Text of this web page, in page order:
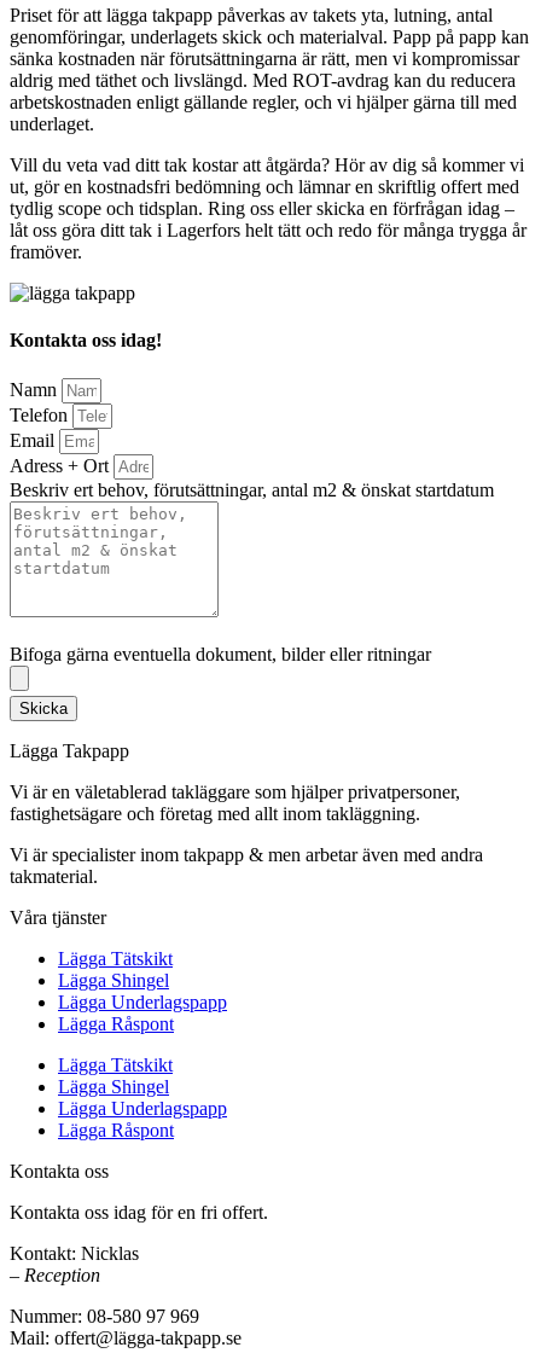
Priset för att lägga takpapp påverkas av takets yta, lutning, antal
genomföringar, underlagets skick och materialval. Papp på papp kan
sänka kostnaden när förutsättningarna är rätt, men vi kompromissar
aldrig med täthet och livslängd. Med ROT-avdrag kan du reducera
arbetskostnaden enligt gällande regler, och vi hjälper gärna till med
underlaget.
Vill du veta vad ditt tak kostar att åtgärda? Hör av dig så kommer vi
ut, gör en kostnadsfri bedömning och lämnar en skriftlig offert med
tydlig scope och tidsplan. Ring oss eller skicka en förfrågan idag –
låt oss göra ditt tak i Lagerfors helt tätt och redo för många trygga år
framöver.
Kontakta oss idag!
Namn
Telefon
Email
Adress + Ort
Beskriv ert behov, förutsättningar, antal m2 & önskat startdatum
Bifoga gärna eventuella dokument, bilder eller ritningar
Skicka
Lägga Takpapp
Vi är en väletablerad takläggare som hjälper privatpersoner,
fastighetsägare och företag med allt inom takläggning.
Vi är specialister inom takpapp & men arbetar även med andra
takmaterial.
Våra tjänster
Lägga Tätskikt
Lägga Shingel
Lägga Underlagspapp
Lägga Råspont
Lägga Tätskikt
Lägga Shingel
Lägga Underlagspapp
Lägga Råspont
Kontakta oss
Kontakta oss idag för en fri offert.
Kontakt: Nicklas
– Reception
Nummer: 08-580 97 969
Mail: offert@lägga-takpapp.se